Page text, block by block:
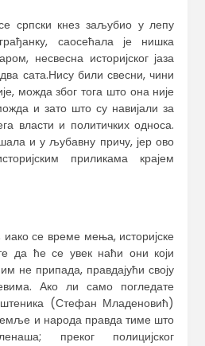
српски кнез заљубио у лепу
саосећала је нишка
несвесна историјског јаза
сата.Нису били свесни, чини
можда због тога што она није
и зато што су навијали за
власти и политичких односа.
и у љубавну причу, јер ово
приликама крајем
иако се време мења, историјске
да ће се увек наћи они који
не припада, правдајући своју
Ако ли само погледате
(Стефан Младеновић)
земље и народа правда тиме што
преког полицијског